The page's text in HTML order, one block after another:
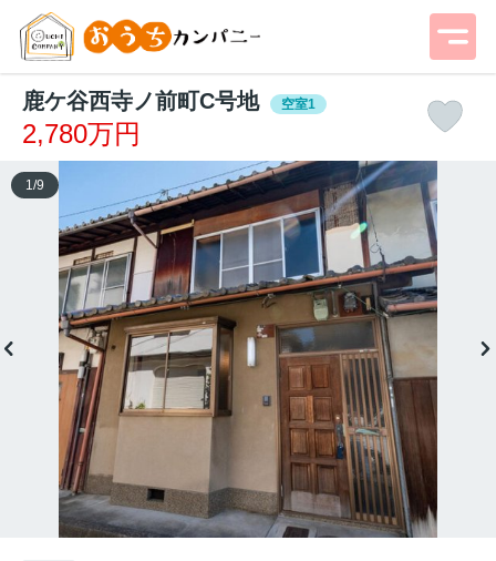
鹿ケ谷西寺ノ前町C号地 空室1
2,780万円
1 /9